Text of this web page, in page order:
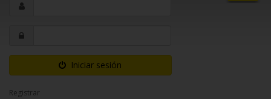
Iniciar sesión
Registrar